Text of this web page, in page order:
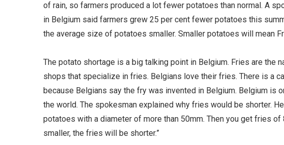
of rain, so farmers produced a lot fewer potatoes than normal. A
in Belgium said farmers grew 25 per cent fewer potatoes this
the average size of potatoes smaller. Smaller potatoes will mean
The potato shortage is a big talking point in Belgium. Fries are the
shops that specialize in fries. Belgians love their fries. There is a
because Belgians say the fry was invented in Belgium. Belgium
the world. The spokesman explained why fries would be shorter.
potatoes with a diameter of more than 50mm. Then you get fries
smaller, the fries will be shorter.”